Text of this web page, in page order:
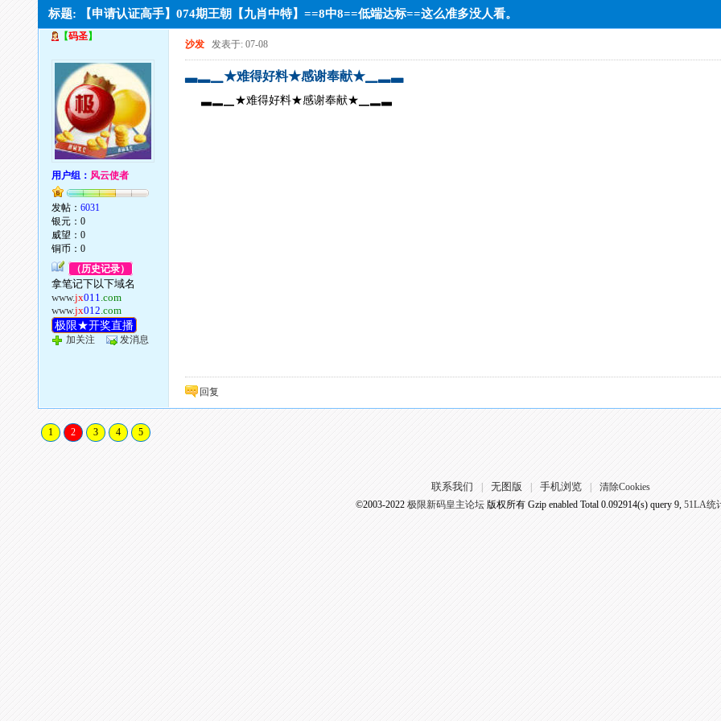
标题: 【申请认证高手】074期王朝【九肖中特】==8中8==低端达标==这么准多没人看。
【码圣】
用户组： 风云使者
发帖：6031
银元：0
威望：0
铜币：0
（历史记录）
拿笔记下以下域名
www.jx011.com
www.jx012.com
极限★开奖直播
加关注 发消息
沙发 发表于: 07-08
▃▂▁★难得好料★感谢奉献★▁▂▃
▃▂▁★难得好料★感谢奉献★▁▂▃
回复
1 2 3 4 5
联系我们 无图版 手机浏览
清除Cookies
©2003-2022 极限新码皇主论坛版权所有 Gzip enabled Total 0.092914(s) query 9, 51LA统